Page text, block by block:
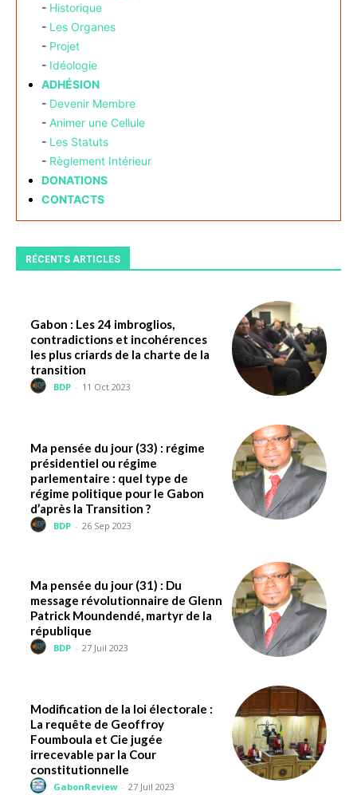
- Historique
- Les Organes
- Projet
- Idéologie
ADHÉSION
- Devenir Membre
- Animer une Cellule
- Les Statuts
- Règlement Intérieur
DONATIONS
CONTACTS
RÉCENTS ARTICLES
Gabon : Les 24 imbroglios,
contradictions et incohérences
les plus criards de la charte de la
transition
BDP - 11 Oct 2023
Ma pensée du jour (33) : régime
présidentiel ou régime
parlementaire : quel type de
régime politique pour le Gabon
d’après la Transition ?
BDP - 26 Sep 2023
Ma pensée du jour (31) : Du
message révolutionnaire de Glenn
Patrick Moundendé, martyr de la
république
BDP - 27 Juil 2023
Modification de la loi électorale :
La requête de Geoffroy
Foumboula et Cie jugée
irrecevable par la Cour
constitutionnelle
GabonReview - 27 Juil 2023